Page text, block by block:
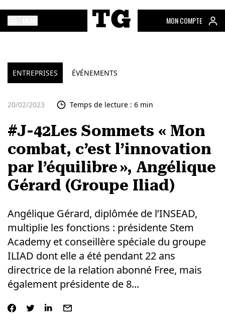
MON COMPTE
ENTREPRISES ÉVÉNEMENTS
20/02/2023 Temps de lecture : 6 min
#J-42Les Sommets « Mon
combat, c’est l’innovation
par l’équilibre », Angélique
Gérard (Groupe Iliad)
Angélique Gérard, diplômée de l’INSEAD,
multiplie les fonctions : présidente Stem
Academy et conseillère spéciale du groupe
ILIAD dont elle a été pendant 22 ans
directrice de la relation abonné Free, mais
également présidente de 8...